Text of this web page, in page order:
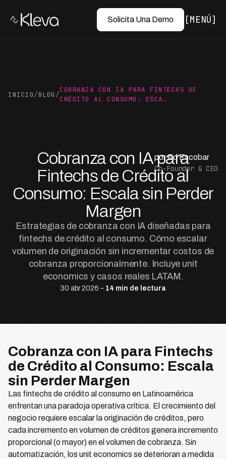
Solicita Una Demo MENÚ
INICIO/BLOG /
COBRANZA CON IA PARA FINTECHS DE
CRÉDITO AL CONSUMO: ESCA…
Cobranza con IA para
Fintechs de Crédito al
Consumo: Escala sin Perder
Margen
Estrategias de cobranza con IA diseñadas para
fintechs de crédito al consumo. Cómo escalar
volumen de originación sin incrementar costos de
cobranza proporcionalmente. Incluye unit
economics y casos reales LATAM.
30 abr 2026 – 14 min de lectura
por Ed Escobar
Co-Founder & CEO
Cobranza con IA para Fintechs
de Crédito al Consumo: Escala
sin Perder Margen
Las fintechs de crédito al consumo en Latinoamérica
enfrentan una paradoja operativa crítica. El crecimiento del
negocio requiere escalar la originación de créditos, pero
cada incremento en volumen de créditos genera incremento
proporcional (o mayor) en el volumen de cobranza. Sin
automatización, los unit economics se deterioran a medida